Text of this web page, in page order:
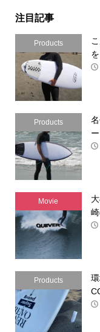
注目記事
Products
Products
Movie
Products